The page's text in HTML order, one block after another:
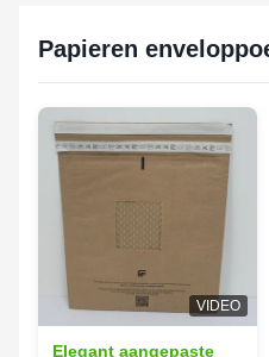
Papieren
VIDEO
Elegant aangepaste